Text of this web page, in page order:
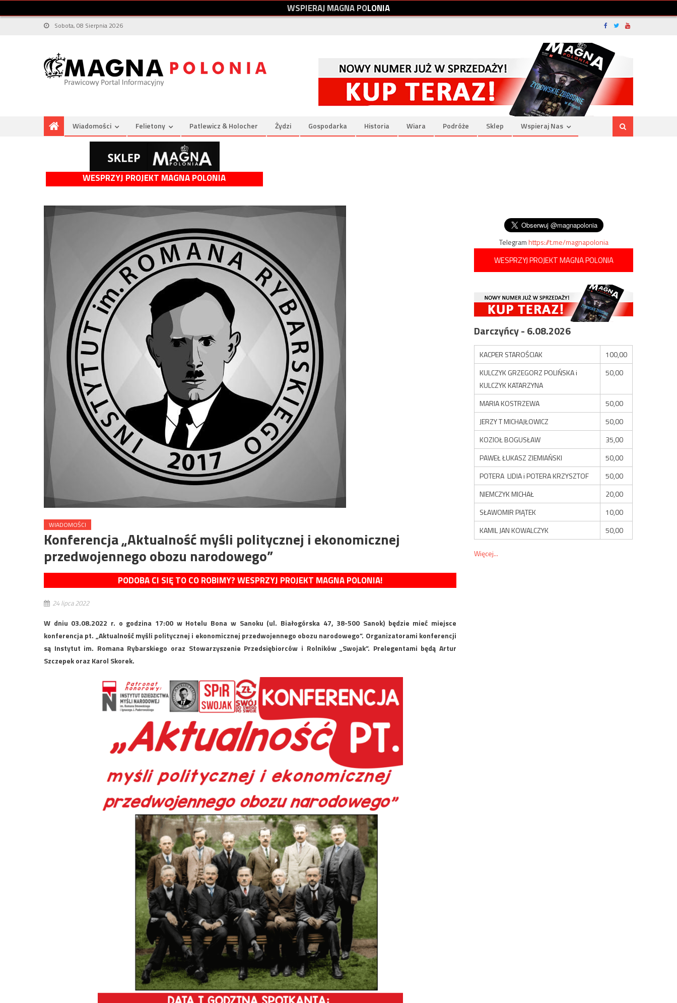
WSPIERAJMAGNAPOLONIA
Sobota, 08 Sierpnia 2026
Wiadomości Felietony Patlewicz & Holocher Żydzi Gospodarka Historia Wiara Podróże Sklep Wspieraj Nas
WESPRZYJ PROJEKT MAGNA POLONIA
WIADOMOŚCI
Konferencja „Aktualność myśli politycznej i ekonomicznej
przedwojennego obozu narodowego”
PODOBA CI SIĘ TO CO ROBIMY? WESPRZYJ PROJEKT MAGNA POLONIA!
24 lipca 2022
W dniu 03.08.2022 r. o godzina 17:00 w Hotelu Bona w Sanoku (ul. Białogórska 47, 38-500 Sanok) będzie mieć miejsce
konferencja pt. „Aktualność myśli politycznej i ekonomicznej przedwojennego obozu narodowego”. Organizatorami konferencji
są Instytut im. Romana Rybarskiego oraz Stowarzyszenie Przedsiębiorców i Rolników „Swojak”. Prelegentami będą Artur
Szczepek oraz Karol Skorek.
Telegramhttps://t.me/magnapolonia
WESPRZYJ PROJEKT MAGNA POLONIA
Darczyńcy - 6.08.2026
KACPER STAROŚCIAK
100,00
KULCZYK GRZEGORZ POLIŃSKA i
KULCZYK KATARZYNA
50,00
MARIA KOSTRZEWA
50,00
JERZY T MICHAJŁOWICZ
50,00
KOZIOŁ BOGUSŁAW
35,00
PAWEŁ ŁUKASZ ZIEMIAŃSKI
50,00
POTERA LIDIA i POTERA KRZYSZTOF
50,00
NIEMCZYK MICHAŁ
20,00
SŁAWOMIR PIĄTEK
10,00
KAMIL JAN KOWALCZYK
50,00
Więcej...